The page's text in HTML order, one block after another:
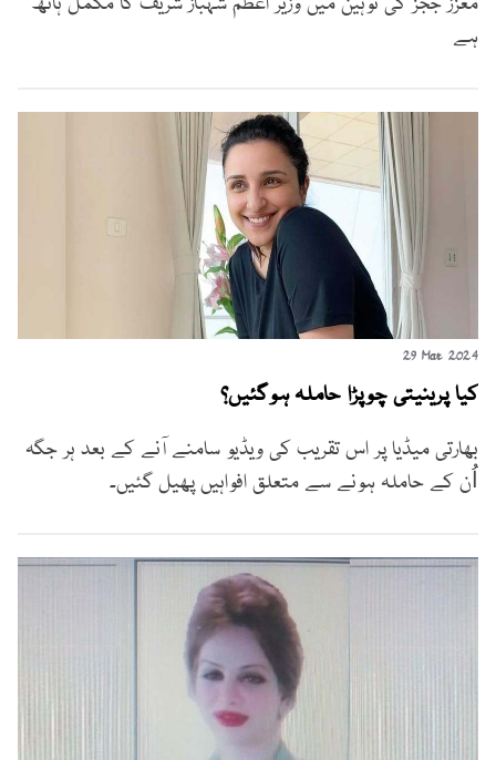
ہے
29 Mar 2024
کیا پرینیتی چوپڑا حاملہ ہوگئیں؟
بھارتی میڈیا پر اس تقریب کی ویڈیو سامنے آنے کے بعد ہر جگہ
اُن کے حاملہ ہونے سے متعلق افواہیں پھیل گئیں۔